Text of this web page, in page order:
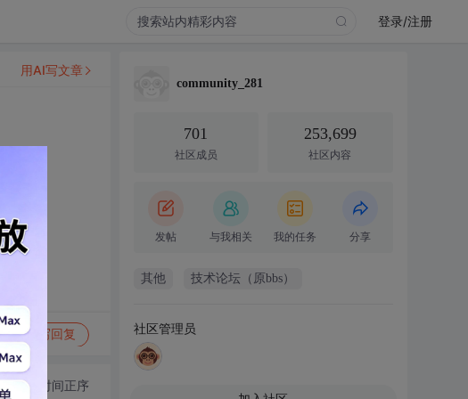
登录/注册
写回复
用AI写文章
切换为时间正序
community_281
701
社区成员
253,699
社区内容
发帖 与我相关 我的任务 分享
其他 技术论坛（原bbs）
社区管理员